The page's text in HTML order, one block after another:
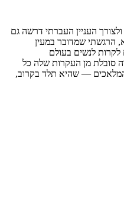
העניין העברתי דרשה גם
הרגשתי שמדובר במעין
לנשים בעולם
סובלת מן העקרות שלה כל
— שהיא תלד בקרוב,